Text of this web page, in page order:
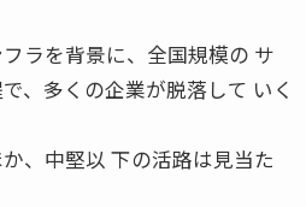
ラを背景に、全国規模の サ
、多くの企業が脱落して いく
、中堅以 下の活路は見当た